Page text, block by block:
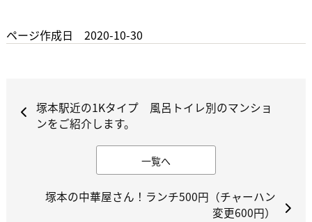
ページ作成日 2020-10-30
塚本駅近の1Kタイプ 風呂トイレ別のマンショ
ンをご紹介します。
一覧へ
塚本の中華屋さん！ランチ500円（チャーハン
変更600円）